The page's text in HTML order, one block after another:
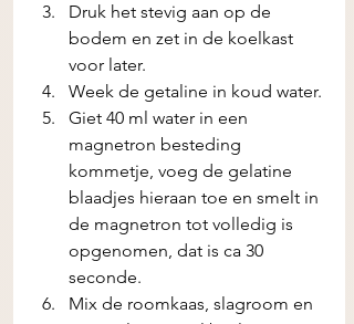
Druk het stevig aan op de
bodem en zet in de koelkast
voor later.
Week de getaline in koud water.
Giet 40 ml water in een
magnetron besteding
kommetje, voeg de gelatine
blaadjes hieraan toe en smelt in
de magnetron tot volledig is
opgenomen, dat is ca 30
seconde.
Mix de roomkaas, slagroom en